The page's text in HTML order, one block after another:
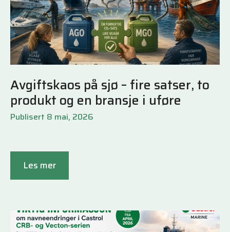
Avgiftskaos på sjø – fire satser, to
produkt og en bransje i uføre
Publisert 8 mai, 2026
Les mer